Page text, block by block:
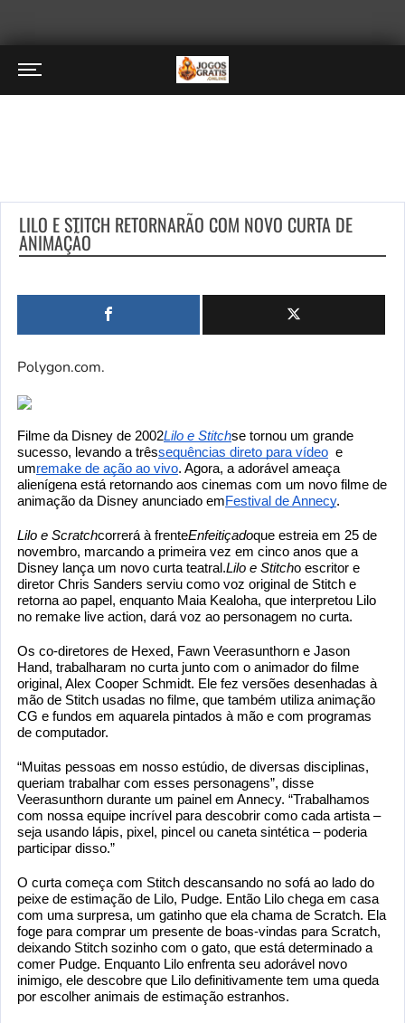
LILO E STITCH RETORNARÃO COM NOVO CURTA DE
ANIMAÇÃO
Polygon.com.
Filme da Disney de 2002Lilo e Stitchse tornou um grande
sucesso, levando a trêssequências direto para vídeo
  e
umremake de ação ao vivo. Agora, a adorável ameaça
alienígena está retornando aos cinemas com um novo filme de
animação da Disney anunciado emFestival de Annecy.
Lilo e Scratchcorrerá à frenteEnfeitiçadoque estreia em 25 de
novembro, marcando a primeira vez em cinco anos que a
Disney lança um novo curta teatral.Lilo e Stitcho escritor e
diretor Chris Sanders serviu como voz original de Stitch e
retorna ao papel, enquanto Maia Kealoha, que interpretou Lilo
no remake live action, dará voz ao personagem no curta.
Os co-diretores de Hexed, Fawn Veerasunthorn e Jason
Hand, trabalharam no curta junto com o animador do filme
original, Alex Cooper Schmidt. Ele fez versões desenhadas à
mão de Stitch usadas no filme, que também utiliza animação
CG e fundos em aquarela pintados à mão e com programas
de computador.
“Muitas pessoas em nosso estúdio, de diversas disciplinas,
queriam trabalhar com esses personagens”, disse
Veerasunthorn durante um painel em Annecy. “Trabalhamos
com nossa equipe incrível para descobrir como cada artista –
seja usando lápis, pixel, pincel ou caneta sintética – poderia
participar disso.”
O curta começa com Stitch descansando no sofá ao lado do
peixe de estimação de Lilo, Pudge. Então Lilo chega em casa
com uma surpresa, um gatinho que ela chama de Scratch. Ela
foge para comprar um presente de boas-vindas para Scratch,
deixando Stitch sozinho com o gato, que está determinado a
comer Pudge. Enquanto Lilo enfrenta seu adorável novo
inimigo, ele descobre que Lilo definitivamente tem uma queda
por escolher animais de estimação estranhos.